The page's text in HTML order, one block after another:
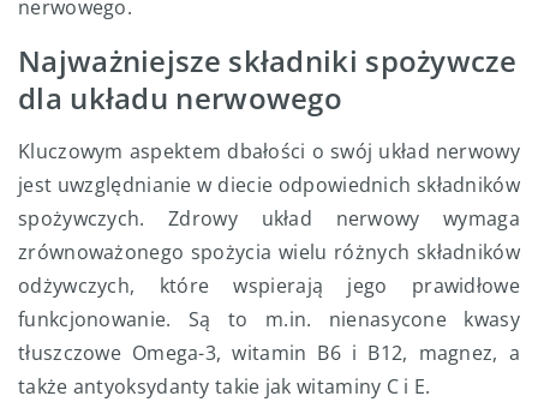
nerwowego.
Najważniejsze składniki spożywcze
dla układu nerwowego
Kluczowym aspektem dbałości o swój układ nerwowy
jest uwzględnianie w diecie odpowiednich składników
spożywczych. Zdrowy układ nerwowy wymaga
zrównoważonego spożycia wielu różnych składników
odżywczych, które wspierają jego prawidłowe
funkcjonowanie. Są to m.in. nienasycone kwasy
tłuszczowe Omega-3, witamin B6 i B12, magnez, a
także antyoksydanty takie jak witaminy C i E.